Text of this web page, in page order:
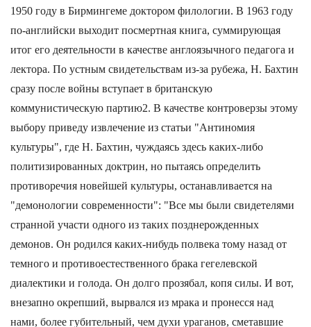
1950 году в Бирмингеме доктором филологии. В 1963 году
по-английски выходит посмертная книга, суммирующая
итог его деятельности в качестве англоязычного педагога и
лектора. По устным свидетельствам из-за рубежа, Н. Бахтин
сразу после войны вступает в британскую
коммунистическую партию2. В качестве контроверзы этому
выбору приведу извлечение из статьи "Антиномия
культуры", где Н. Бахтин, чуждаясь здесь каких-либо
политизированных доктрин, но пытаясь определить
противоречия новейшей культуры, останавливается на
"демонологии современности": "Все мы были свидетелями
странной участи одного из таких позднерожденных
демонов. Он родился каких-нибудь полвека тому назад от
темного и противоестественного брака гегелевской
диалектики и голода. Он долго прозябал, копя силы. И вот,
внезапно окрепший, вырвался из мрака и пронесся над
нами, более губительный, чем духи ураганов, сметавшие